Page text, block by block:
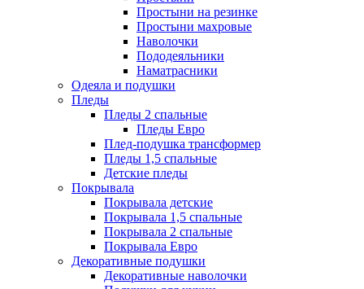
Простыни на резинке
Простыни махровые
Наволочки
Пододеяльники
Наматрасники
Одеяла и подушки
Пледы
Пледы 2 спальные
Пледы Евро
Плед-подушка трансформер
Пледы 1,5 спальные
Детские пледы
Покрывала
Покрывала детские
Покрывала 1,5 спальные
Покрывала 2 спальные
Покрывала Евро
Декоративные подушки
Декоративные наволочки